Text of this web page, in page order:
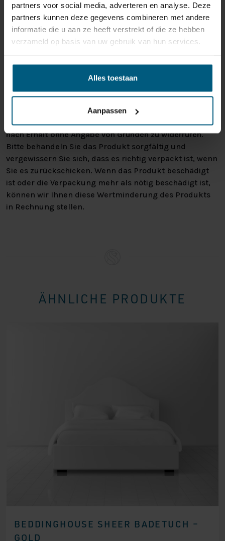
partners voor social media, adverteren en analyse. Deze
partners kunnen deze gegevens combineren met andere
informatie die u aan ze heeft verstrekt of die ze hebben
verzameld op basis van uw gebruik van hun services.
Alles toestaan
Aanpassen
Lattenroste, Obermatratzen und Boxspring-
Sets fallen NICHT unter die
Rückgabebestimmungen und können von
uns nicht zurückgenommen werden.
Manchmal möchten Sie vielleicht eine Bestellung
gefällt, oder vielleicht gibt es einen anderen Grund,
warum Sie die Bestellung nicht wünschen. In jedem Fall
haben Sie das Recht, Ihre Bestellung bis zu14 Tage
nach Erhalt ohne Angabe von Gründen zu widerrufen.
Bitte behandeln Sie das Produkt sorgfältig und
vergewissern Sie sich, dass es richtig verpackt ist, wenn
Sie es zurückschicken. Wenn das Produkt beschädigt
ist oder die Verpackung mehr als nötig beschädigt ist,
können wir Ihnen diese Wertminderung des Produkts
in Rechnung stellen.
ÄHNLICHE PRODUKTE
BEDDINGHOUSE SHEER BADETUCH –
GOLD